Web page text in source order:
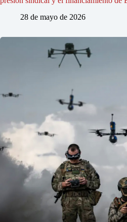
28 de mayo de 2026